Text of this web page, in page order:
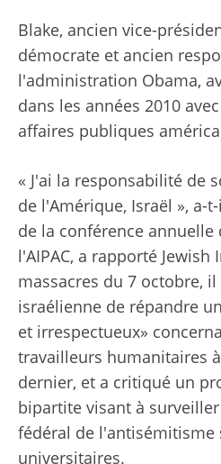
Blake, ancien vice-
démocrate et ancien
l'administration Obama,
dans les années 2010
affaires publiques
« J'ai la responsabilité de
de l'Amérique, Israël », a-
de la conférence
l'AIPAC, a rapporté Jewish
massacres du 7 octobre,
israélienne de répandre
et irrespectueux»
travailleurs humanitaires
dernier, et a critiqué un
bipartite visant à
fédéral de l'antisémitisme
universitaires.